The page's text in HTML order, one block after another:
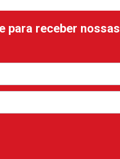
para receber nossas